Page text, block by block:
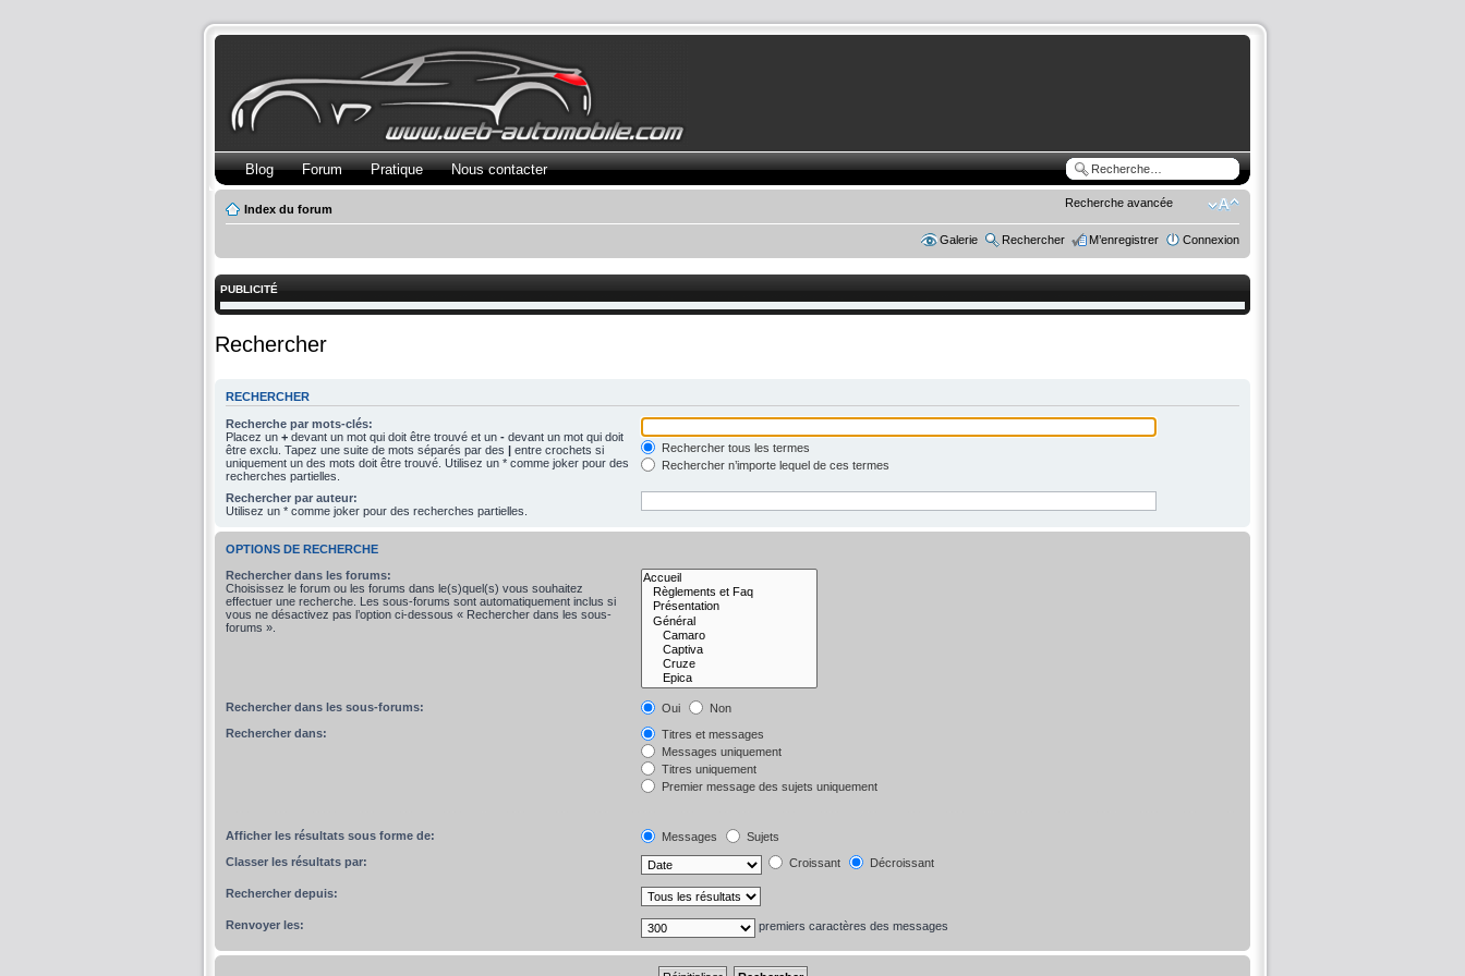
Recherche avancée
Blog Forum Pratique Nous contacter
Index du forum
Galerie Rechercher M’enregistrer Connexion
PUBLICITÉ
Rechercher
RECHERCHER
Recherche par mots-clés:
Placez un + devant un mot qui doit être trouvé et un - devant un mot qui doit
être exclu. Tapez une suite de mots séparés par des | entre crochets si
uniquement un des mots doit être trouvé. Utilisez un * comme joker pour des
recherches partielles.
Rechercher tous les termes
Rechercher n’importe lequel de ces termes
Rechercher par auteur:
Utilisez un * comme joker pour des recherches partielles.
OPTIONS DE RECHERCHE
Rechercher dans les forums:
Choisissez le forum ou les forums dans le(s)quel(s) vous souhaitez
effectuer une recherche. Les sous-forums sont automatiquement inclus si
vous ne désactivez pas l’option ci-dessous « Rechercher dans les sous-
forums ».
Rechercher dans les sous-forums: Oui
Non
Rechercher dans:
Titres et messages
Messages uniquement
Titres uniquement
Premier message des sujets uniquement
Afficher les résultats sous forme de: Messages
Sujets
Classer les résultats par:
Croissant Décroissant
Rechercher depuis:
Renvoyer les: premiers caractères des messages